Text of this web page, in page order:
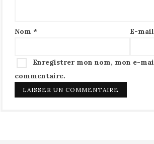
Nom * E-mail
Enregistrer mon nom, mon e-
commentaire.